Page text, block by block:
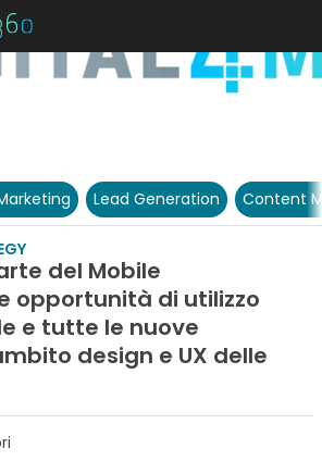
Lead Generation Content
del Mobile
opportunità di utilizzo
e tutte le nuove
design e UX delle